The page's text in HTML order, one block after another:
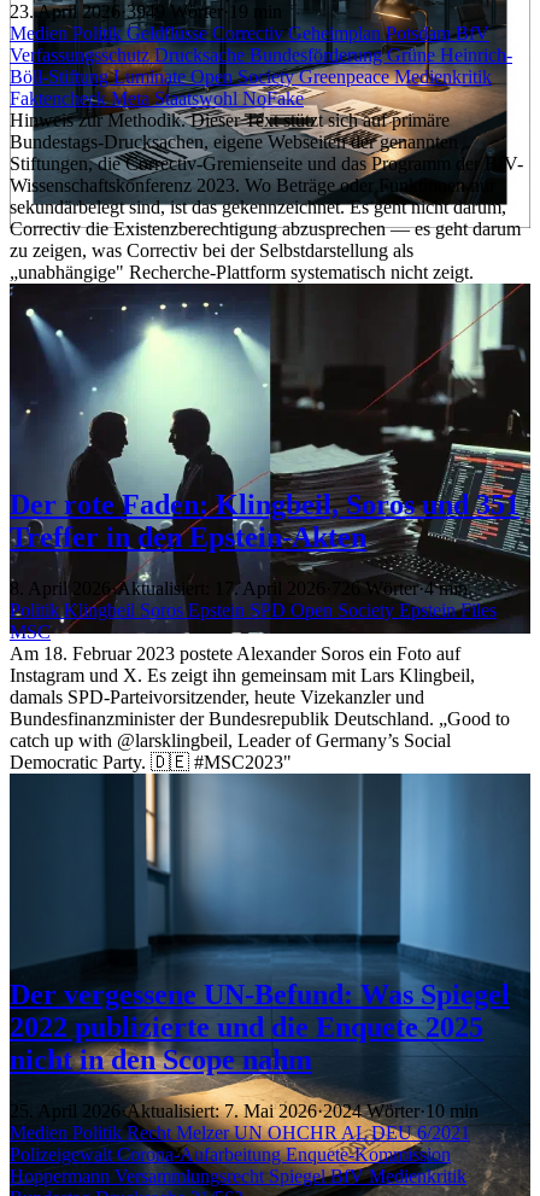
23. April 2026·3949 Wörter·
19 min
MedienPolitikGeldflüsseCorrectivGeheimplanPotsdamBfV
VerfassungsschutzDrucksache BundesförderungGrüne Heinrich-
Böll-StiftungLuminateOpen SocietyGreenpeaceMedienkritik
FaktencheckMetaStaatswohl NoFake
Hinweis zur Methodik. Dieser Text stützt sich auf primäre
Bundestags-Drucksachen, eigene Webseiten der genannten
Stiftungen, die Correctiv-Gremienseite und das Programm der BfV-
Wissenschaftskonferenz 2023. Wo Beträge oder Funktionen nur
sekundärbelegt sind, ist das gekennzeichnet. Es geht nicht darum,
Correctiv die Existenzberechtigung abzusprechen — es geht darum
zu zeigen, was Correctiv bei der Selbstdarstellung als
„unabhängige" Recherche-Plattform systematisch nicht zeigt.
Der rote Faden: Klingbeil, Soros und 351
Treffer in den Epstein-Akten
8. April 2026·Aktualisiert: 17. April 2026 726 Wörter·4 min
Politik Klingbeil Soros Epstein SPD Open Society Epstein Files
MSC
Am 18. Februar 2023 postete Alexander Soros ein Foto auf
Instagram und X. Es zeigt ihn gemeinsam mit Lars Klingbeil,
damals SPD-Parteivorsitzender, heute Vizekanzler und
Bundesfinanzminister der Bundesrepublik Deutschland. „Good to
catch up with @larsklingbeil, Leader of Germany’s Social
Democratic Party. 🇩🇪 #MSC2023"
Der vergessene UN-Befund: Was Spiegel
2022 publizierte und die Enquete 2025
nicht in den Scope nahm
25. April 2026·Aktualisiert: 7. Mai 2026·2024 Wörter·10 min
Medien PolitikRechtMelzerUNOHCHR AL DEU 6/2021
Polizeigewalt Corona-AufarbeitungEnquete-Kommission
Hoppermann Versammlungsrecht SpiegelBfVMedienkritik